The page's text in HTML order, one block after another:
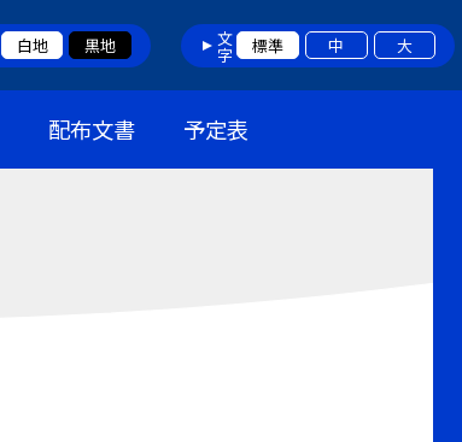
白地 黒地 文字 標準 中 大
配布文書 予定表